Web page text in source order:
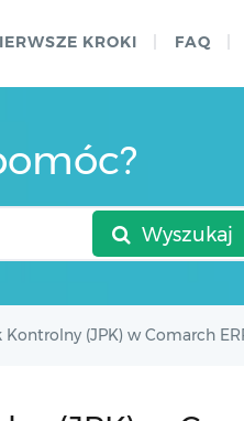
KROKI FAQ
Wyszukaj
(JPK) w Comarch